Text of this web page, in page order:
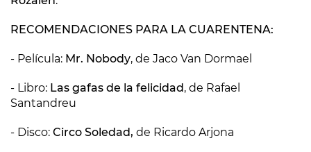
RECOMENDACIONES PARA LA CUARENTENA:
- Película: Mr. Nobody, de Jaco Van Dormael
- Libro: Las gafas de la felicidad, de Rafael
Santandreu
- Disco: Circo Soledad, de Ricardo Arjona